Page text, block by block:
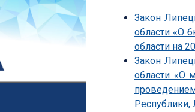
Закон
области «О
области на
Закон
области «О
Республики,